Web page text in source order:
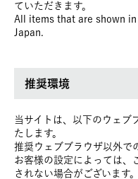
ていただきます。
All items that are shown
Japan.
推奨環境
当サイトは、以下のウェブ
たします。
推奨ウェブブラウザ以外で
お客様の設定によっては、
されない場合がございます。